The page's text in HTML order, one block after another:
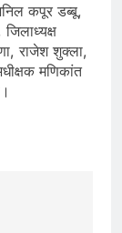
कपूर डब्बू,
राजेश शुक्ला,
मणिकांत